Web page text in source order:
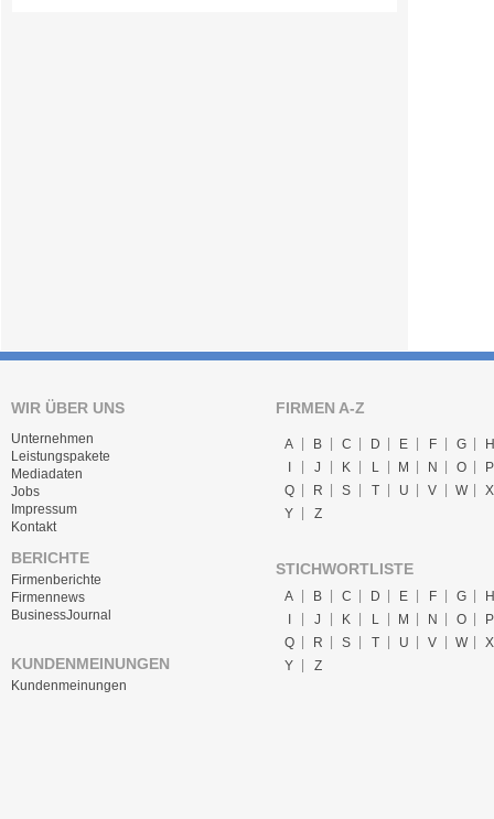
WIR ÜBER UNS
Unternehmen
Leistungspakete
Mediadaten
Jobs
Impressum
Kontakt
BERICHTE
Firmenberichte
Firmennews
BusinessJournal
KUNDENMEINUNGEN
Kundenmeinungen
FIRMEN A-Z
A B C D E F G
H
I
J K L M N O
P
Q
R S T U V W
X
Y
Z
STICHWORTLISTE
A B C D E F G
H
J K L M N O
P
Q
R S T U V W
X
Y
Z